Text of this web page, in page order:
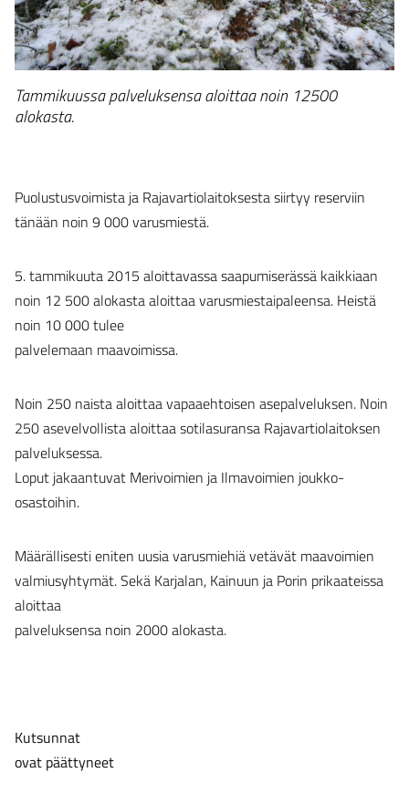
Tammikuussa palveluksensa aloittaa noin 12500
alokasta.
Puolustusvoimista ja Rajavartiolaitoksesta siirtyy reserviin
tänään noin 9 000 varusmiestä.
5. tammikuuta 2015 aloittavassa saapumiserässä kaikkiaan
noin 12 500 alokasta aloittaa varusmiestaipaleensa. Heistä
noin 10 000 tulee
palvelemaan maavoimissa.
Noin 250 naista aloittaa vapaaehtoisen asepalveluksen. Noin
250 asevelvollista aloittaa sotilasuransa Rajavartiolaitoksen
palveluksessa.
Loput jakaantuvat Merivoimien ja Ilmavoimien joukko-
osastoihin.
Määrällisesti eniten uusia varusmiehiä vetävät maavoimien
valmiusyhtymät. Sekä Karjalan, Kainuun ja Porin prikaateissa
aloittaa
palveluksensa noin 2000 alokasta.
Kutsunnat
ovat päättyneet